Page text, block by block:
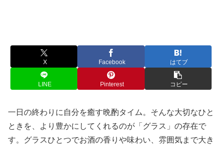
X Facebook はてブ
LINE Pinterest コピー
一日の終わりに自分を癒す晩酌タイム。そんな大切なひと
ときを、より豊かにしてくれるのが「グラス」の存在で
す。グラスひとつでお酒の香りや味わい、雰囲気まで大き